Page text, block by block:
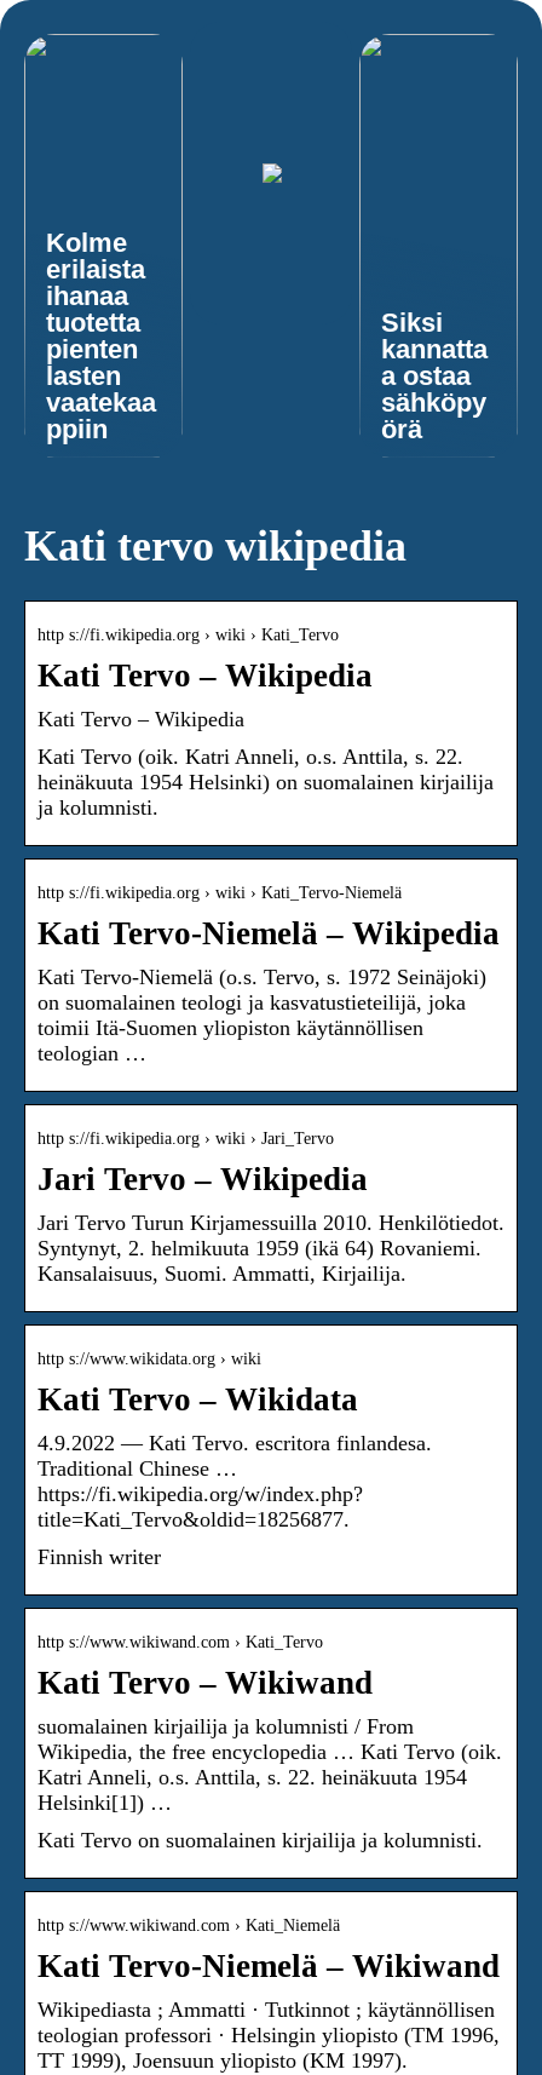
Kolme
erilaista
ihanaa
tuotetta
pienten
lasten
vaatekaa
ppiin
Siksi
kannatta
a ostaa
sähköpy
örä
Kati tervo wikipedia
http s://fi.wikipedia.org › wiki › Kati_Tervo
Kati Tervo – Wikipedia
Kati Tervo – Wikipedia
Kati Tervo (oik. Katri Anneli, o.s. Anttila, s. 22.
heinäkuuta 1954 Helsinki) on suomalainen kirjailija
ja kolumnisti.
http s://fi.wikipedia.org › wiki › Kati_Tervo-Niemelä
Kati Tervo-Niemelä – Wikipedia
Kati Tervo-Niemelä (o.s. Tervo, s. 1972 Seinäjoki)
on suomalainen teologi ja kasvatustieteilijä, joka
toimii Itä-Suomen yliopiston käytännöllisen
teologian …
http s://fi.wikipedia.org › wiki › Jari_Tervo
Jari Tervo – Wikipedia
Jari Tervo Turun Kirjamessuilla 2010. Henkilötiedot.
Syntynyt, 2. helmikuuta 1959 (ikä 64) Rovaniemi.
Kansalaisuus, Suomi. Ammatti, Kirjailija.
http s://www.wikidata.org › wiki
Kati Tervo – Wikidata
4.9.2022 — Kati Tervo. escritora finlandesa.
Traditional Chinese …
https://fi.wikipedia.org/w/index.php?
title=Kati_Tervo&oldid=18256877.
Finnish writer
http s://www.wikiwand.com › Kati_Tervo
Kati Tervo – Wikiwand
suomalainen kirjailija ja kolumnisti / From
Wikipedia, the free encyclopedia … Kati Tervo (oik.
Katri Anneli, o.s. Anttila, s. 22. heinäkuuta 1954
Helsinki[1]) …
Kati Tervo on suomalainen kirjailija ja kolumnisti.
http s://www.wikiwand.com › Kati_Niemelä
Kati Tervo-Niemelä – Wikiwand
Wikipediasta ; Ammatti · Tutkinnot ; käytännöllisen
teologian professori · Helsingin yliopisto (TM 1996,
TT 1999), Joensuun yliopisto (KM 1997).